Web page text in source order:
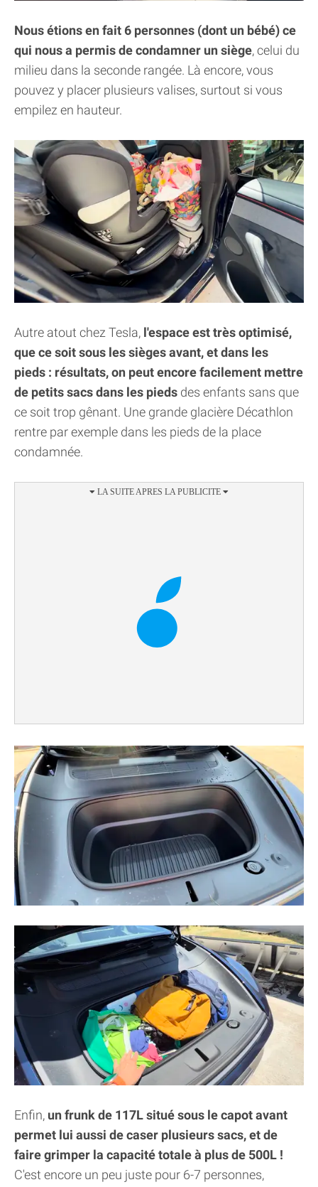
Nous étions en fait 6 personnes (dont un bébé) ce
qui nous a permis de condamner un siège, celui du
milieu dans la seconde rangée. Là encore, vous
pouvez y placer plusieurs valises, surtout si vous
empilez en hauteur.
Autre atout chez Tesla, l'espace est très optimisé,
que ce soit sous les sièges avant, et dans les
pieds : résultats, on peut encore facilement mettre
de petits sacs dans les pieds des enfants sans que
ce soit trop gênant. Une grande glacière Décathlon
rentre par exemple dans les pieds de la place
condamnée.
Enfin, un frunk de 117L situé sous le capot avant
permet lui aussi de caser plusieurs sacs, et de
faire grimper la capacité totale à plus de 500L !
C'est encore un peu juste pour 6-7 personnes,